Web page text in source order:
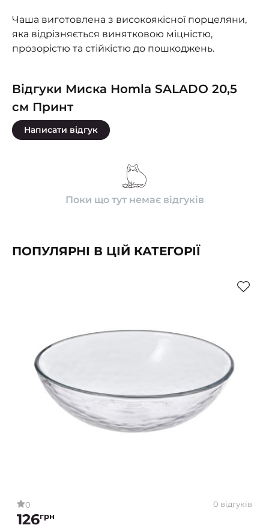
Чаша виготовлена ​​з високоякісної порцеляни,
яка відрізняється винятковою міцністю,
прозорістю та стійкістю до пошкоджень.
Відгуки Миска Homla SALADO 20,5
см Принт
Написати відгук
Поки що тут немає відгуків
ПОПУЛЯРНІ В ЦІЙ КАТЕГОРІЇ
0 0 відгуків
126грн